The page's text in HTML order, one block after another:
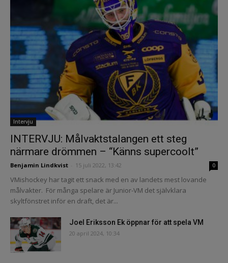
Intervju
INTERVJU: Målvaktstalangen ett steg
närmare drömmen – “Känns supercoolt”
Benjamin Lindkvist 15 juli 2022, 13:42 0
VMishockey har tagit ett snack med en av landets mest lovande
målvakter. För många spelare är Junior-VM det självklara
skyltfönstret inför en draft, det är...
Joel Eriksson Ek öppnar för att spela VM
20 april 2024, 10:34